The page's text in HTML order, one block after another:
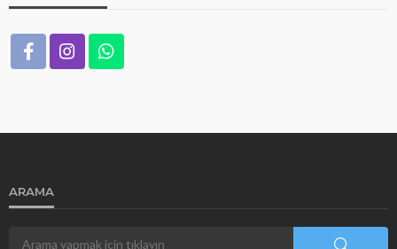
ARAMA